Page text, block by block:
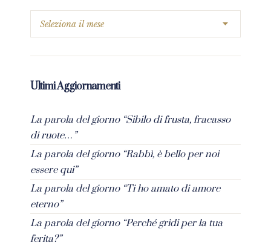
Ultimi Aggiornamenti
La parola del giorno “Sibilo di frusta, fracasso
di ruote…”
La parola del giorno “Rabbì, è bello per noi
essere qui”
La parola del giorno “Ti ho amato di amore
eterno”
La parola del giorno “Perché gridi per la tua
ferita?”